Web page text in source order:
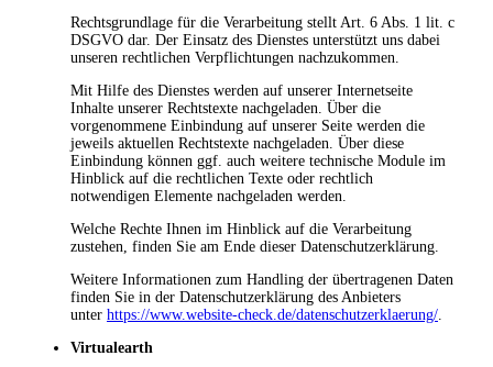
Rechtsgrundlage für die Verarbeitung stellt Art. 6 Abs. 1 lit. c
DSGVO dar. Der Einsatz des Dienstes unterstützt uns dabei
unseren rechtlichen Verpflichtungen nachzukommen.
Mit Hilfe des Dienstes werden auf unserer Internetseite
Inhalte unserer Rechtstexte nachgeladen. Über die
vorgenommene Einbindung auf unserer Seite werden die
jeweils aktuellen Rechtstexte nachgeladen. Über diese
Einbindung können ggf. auch weitere technische Module im
Hinblick auf die rechtlichen Texte oder rechtlich
notwendigen Elemente nachgeladen werden.
Welche Rechte Ihnen im Hinblick auf die Verarbeitung
zustehen, finden Sie am Ende dieser Datenschutzerklärung.
Weitere Informationen zum Handling der übertragenen Daten
finden Sie in der Datenschutzerklärung des Anbieters
unter https://www.website-check.de/datenschutzerklaerung/.
Virtualearth